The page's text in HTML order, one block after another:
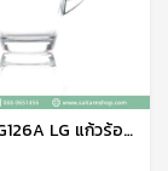
แก้วมีหูจับ LG126A LG แก้วร้อน แก้วน้ำ แก้วชา แก้วใส